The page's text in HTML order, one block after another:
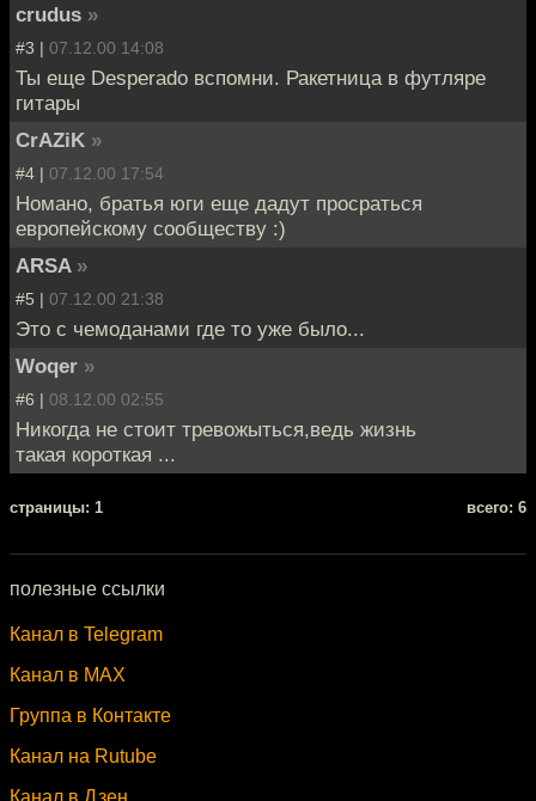
crudus »
#3 | 07.12.00 14:08
Ты еще Desperado вспомни. Ракетница в футляре
гитары
CrAZiK »
#4 | 07.12.00 17:54
Номано, братья юги еще дадут просраться
европейскому сообществу :)
ARSA »
#5 | 07.12.00 21:38
Это с чемоданами где то уже было...
Woqer »
#6 | 08.12.00 02:55
Никогда не стоит тревожыться,ведь жизнь
такая короткая ...
cтраницы: 1 всего: 6
полезные ссылки
Канал в Telegram
Канал в MAX
Группа в Контакте
Канал на Rutube
Канал в Дзен